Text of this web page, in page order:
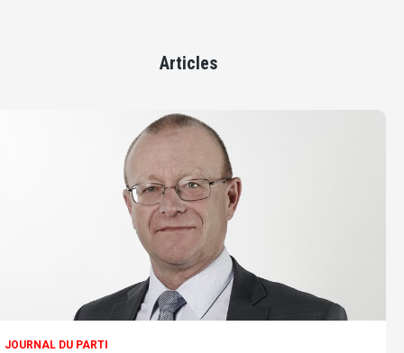
Articles
JOURNAL DU PARTI